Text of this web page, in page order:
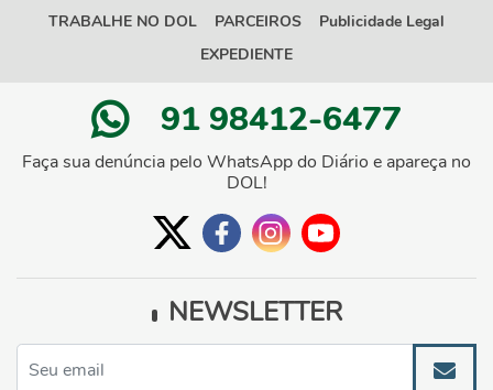
TRABALHE NO DOL
PARCEIROS
Publicidade Legal
EXPEDIENTE
91 98412-6477
Faça sua denúncia pelo WhatsApp do Diário e apareça no
DOL!
NEWSLETTER